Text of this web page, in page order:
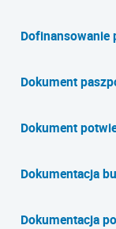
Dofinansowanie
Dokument
Dokument
Dokumentacja
Dokumentacja